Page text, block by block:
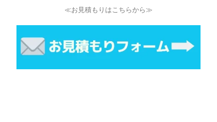
≪お見積もりはこちらから≫